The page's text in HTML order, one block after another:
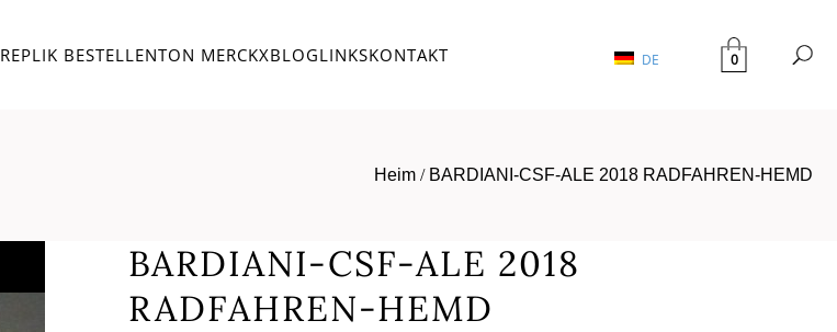
REPLIK BESTELLENTON MERCKXBLOGLINKSKONTAKT DE 0
Heim / BARDIANI-CSF-ALE 2018 RADFAHREN-HEMD
BARDIANI-CSF-ALE 2018
RADFAHREN-HEMD